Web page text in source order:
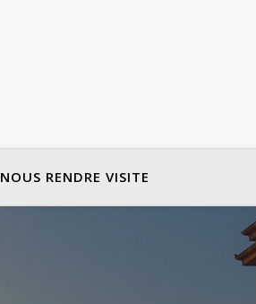
NOUS RENDRE VISITE